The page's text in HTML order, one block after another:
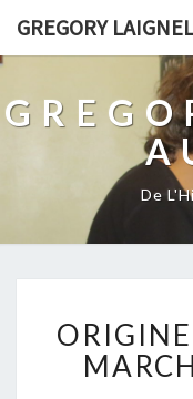
GREGORY
De